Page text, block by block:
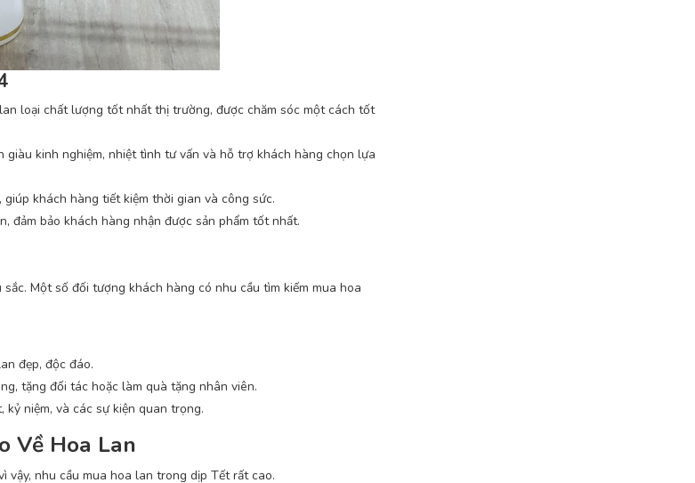
loại chất lượng tốt nhất thị trường, được chăm sóc một cách tốt
kinh nghiệm, nhiệt tình tư vấn và hỗ trợ khách hàng chọn lựa
khách hàng tiết kiệm thời gian và công sức.
đảm bảo khách hàng nhận được sản phẩm tốt nhất.
Một số đối tượng khách hàng có nhu cầu tìm kiếm mua hoa
đẹp, độc đáo.
tặng đối tác hoặc làm quà tặng nhân viên.
niệm, và các sự kiện quan trọng.
Về Hoa Lan
vậy, nhu cầu mua hoa lan trong dịp Tết rất cao.